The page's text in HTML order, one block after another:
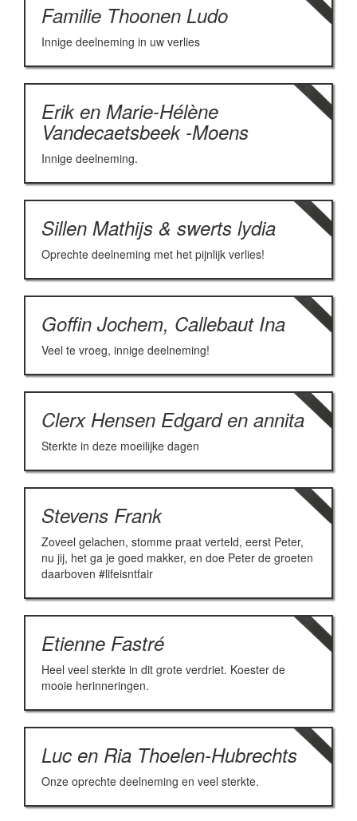
Familie Thoonen Ludo
Innige deelneming in uw verlies
Erik en Marie-Hélène
Vandecaetsbeek -Moens
Innige deelneming.
Sillen Mathijs & swerts lydia
Oprechte deelneming met het pijnlijk verlies!
Goffin Jochem, Callebaut Ina
Veel te vroeg, innige deelneming!
Clerx Hensen Edgard en annita
Sterkte in deze moeilijke dagen
Stevens Frank
Zoveel gelachen, stomme praat verteld, eerst Peter,
nu jij, het ga je goed makker, en doe Peter de groeten
daarboven #lifeisntfair
Etienne Fastré
Heel veel sterkte in dit grote verdriet. Koester de
mooie herinneringen.
Luc en Ria Thoelen-Hubrechts
Onze oprechte deelneming en veel sterkte.